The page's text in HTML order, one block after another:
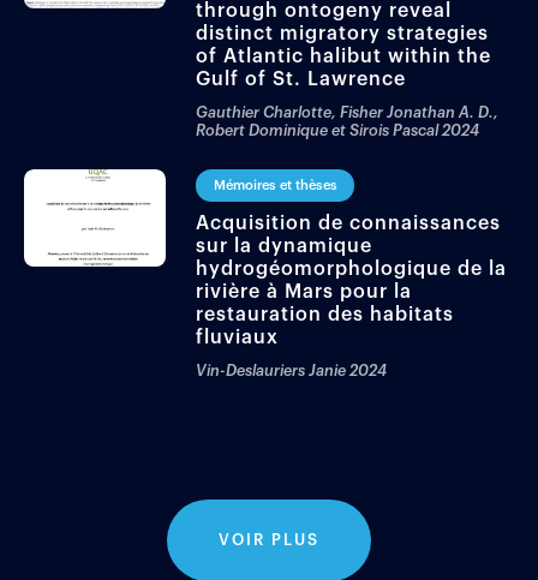
through ontogeny reveal
distinct migratory strategies
of Atlantic halibut within the
Gulf of St. Lawrence
Gauthier Charlotte, Fisher Jonathan A. D.,
Robert Dominique et Sirois Pascal 2024
Mémoires et thèses
Acquisition de connaissances
sur la dynamique
hydrogéomorphologique de la
rivière à Mars pour la
restauration des habitats
fluviaux
Vin-Deslauriers Janie 2024
VOIR PLUS